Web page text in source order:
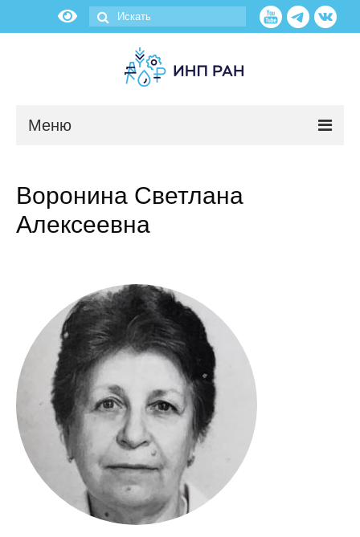
Меню
О нас
Научные подразделения
Администрация
Сотрудники
Отчетность
Противодействие коррупции
Материалы для СМИ
Публикации
Воронина Светлана
Алексеевна